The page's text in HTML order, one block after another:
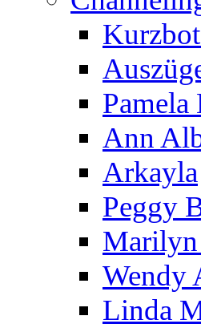
Ann
Arkayla
Peggy
Marilyn
Wendy
Linda